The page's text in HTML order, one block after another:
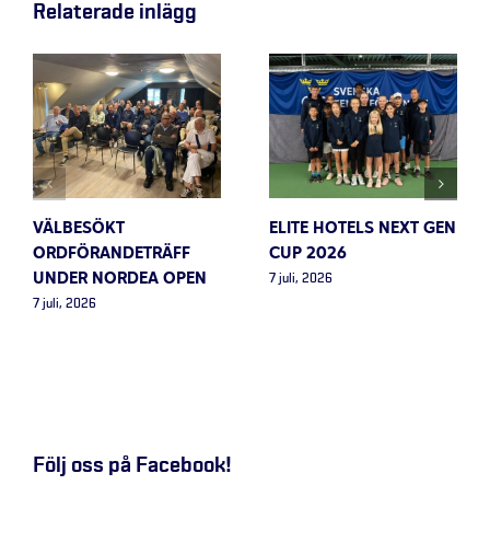
Relaterade inlägg
VÄLBESÖKT
ORDFÖRANDETRÄFF
UNDER NORDEA OPEN
7 juli, 2026
ELITE HOTELS NEXT GEN
CUP 2026
7 juli, 2026
Följ oss på Facebook!